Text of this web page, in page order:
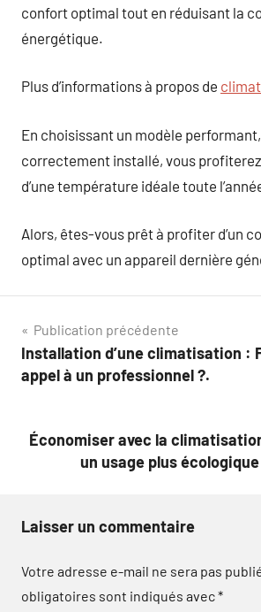
confort optimal tout en réduisant la
énergétique.
Plus d’informations à propos de
En choisissant un modèle
correctement installé, vous profiterez
d’une température idéale toute
Alors, êtes-vous prêt à profiter d’un
optimal avec un appareil dernière
Navigation
de
Publication précédente
Installation d’une climatisation :
appel à un professionnel ?.
Économiser avec la
un usage plus
Laisser un commentaire
Votre adresse e-mail ne sera pas
obligatoires sont indiqués avec*